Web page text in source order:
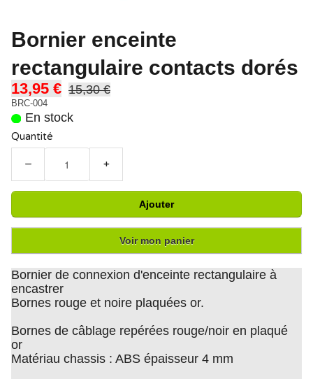
Bornier enceinte
rectangulaire contacts dorés
13,95 € 15,30 €
BRC-004
En stock
Quantité
− +
Ajouter
Voir mon panier
Bornier de connexion d'enceinte rectangulaire à
encastrer
Bornes rouge et noire plaquées or.
Bornes de câblage repérées rouge/noir en plaqué
or
Matériau chassis : ABS épaisseur 4 mm